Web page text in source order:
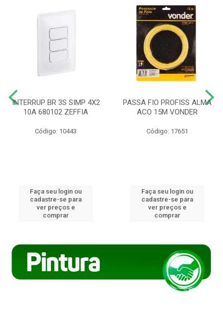
INTERRUP BR 3S SIMP 4X2
10A 680102 ZEFFIA
Código: 10443
Faça seu login ou
cadastre-se para
ver preços e
comprar
PASSA FIO PROFISS ALMA
ACO 15M VONDER
Código: 17651
Faça seu login ou
cadastre-se para
ver preços e
comprar